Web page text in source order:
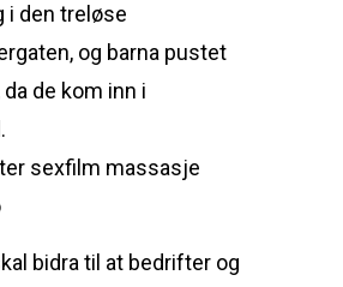
i den treløse
og barna pustet
de kom inn i
bidra til at bedrifter og